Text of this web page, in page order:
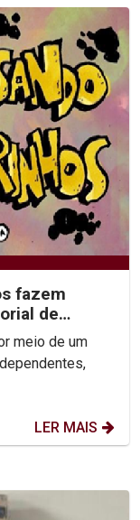
fazem
de
LER MAIS